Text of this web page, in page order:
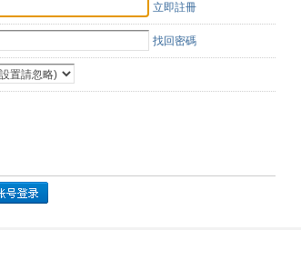
立即註冊
找回密碼